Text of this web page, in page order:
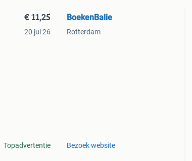
€ 11,25
20 jul 26
Topadvertentie
BoekenBalie
Rotterdam
Bezoek website